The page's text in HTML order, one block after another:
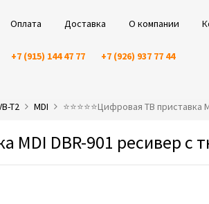
Оплата Доставка О компании
+7 (915) 144 47 77 +7 (926) 937 77 44
T2 MDI ⭐️⭐️⭐️⭐️⭐️Цифровая ТВ приставка
MDI DBR-901 ресивер с